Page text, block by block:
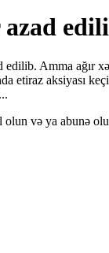
azad
edilib. Amma
etiraz aksiyası
və ya abunə